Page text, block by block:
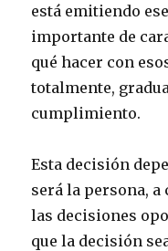
está emitiendo
importante de
qué hacer con
totalmente,
cumplimiento.
Esta decisión
será la persona, a
las decisiones
que la decisión